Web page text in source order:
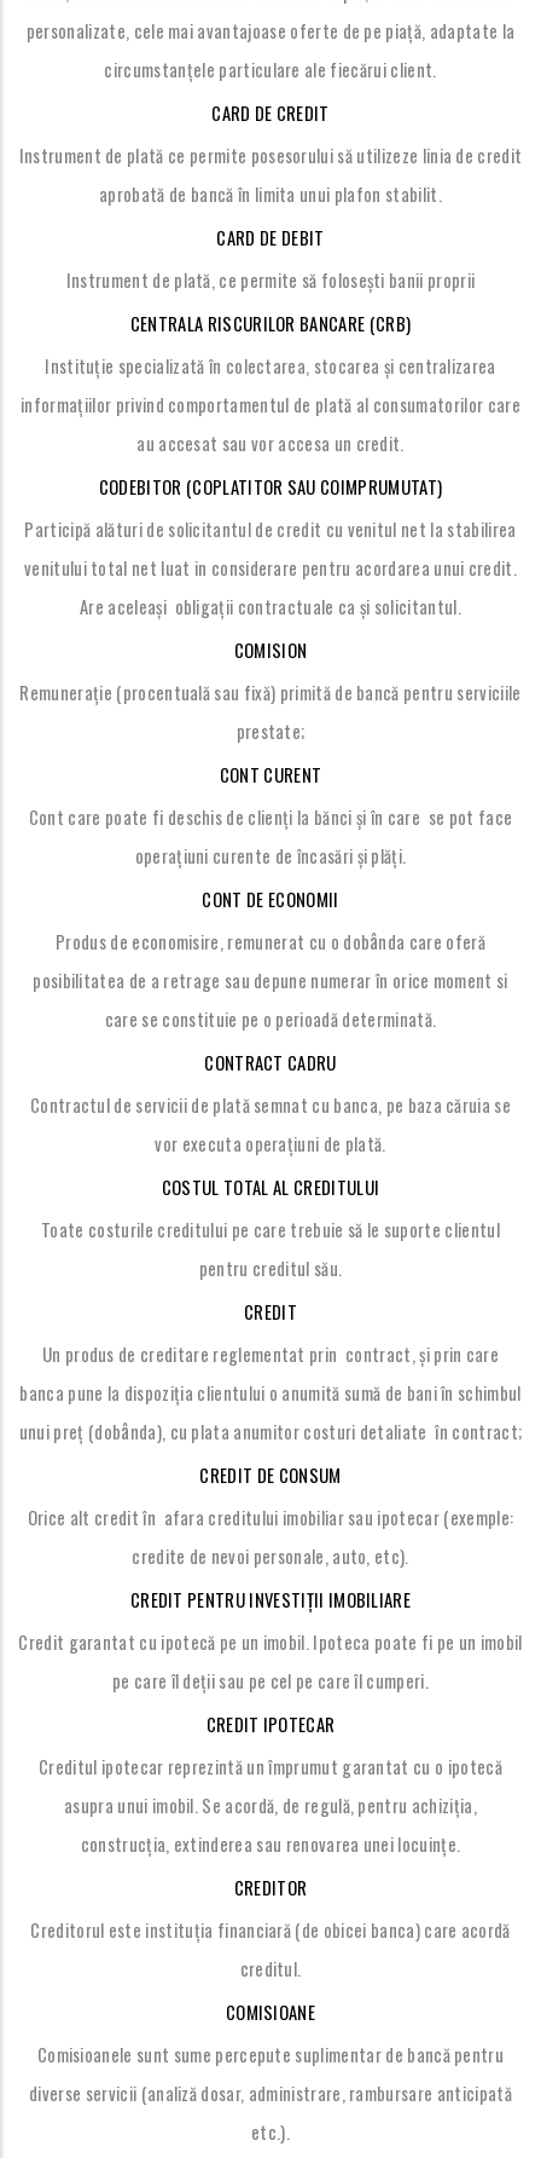
personalizate, cele mai avantajoase oferte de pe piață, adaptate la
circumstanțele particulare ale fiecărui client.
CARD DE CREDIT
Instrument de plată ce permite posesorului să utilizeze linia de credit
aprobată de bancă în limita unui plafon stabilit.
CARD DE DEBIT
Instrument de plată, ce permite să folosești banii proprii
CENTRALA RISCURILOR BANCARE (CRB)
Instituție specializată în colectarea, stocarea și centralizarea
informațiilor privind comportamentul de plată al consumatorilor care
au accesat sau vor accesa un credit.
CODEBITOR (COPLATITOR SAU COIMPRUMUTAT)
Participă alături de solicitantul de credit cu venitul net la stabilirea
venitului total net luat in considerare pentru acordarea unui credit.
Are aceleași obligații contractuale ca și solicitantul.
COMISION
Remunerație (procentuală sau fixă) primită de bancă pentru serviciile
prestate;
CONT CURENT
Cont care poate fi deschis de clienți la bănci și în care se pot face
operațiuni curente de încasări și plăți.
CONT DE ECONOMII
Produs de economisire, remunerat cu o dobânda care oferă
posibilitatea de a retrage sau depune numerar în orice moment si
care se constituie pe o perioadă determinată.
CONTRACT CADRU
Contractul de servicii de plată semnat cu banca, pe baza căruia se
vor executa operațiuni de plată.
COSTUL TOTAL AL CREDITULUI
Toate costurile creditului pe care trebuie să le suporte clientul
pentru creditul său.
CREDIT
Un produs de creditare reglementat prin contract, și prin care
banca pune la dispoziția clientului o anumită sumă de bani în schimbul
unui preț (dobânda), cu plata anumitor costuri detaliate în contract;
CREDIT DE CONSUM
Orice alt credit în afara creditului imobiliar sau ipotecar (exemple:
credite de nevoi personale, auto, etc).
CREDIT PENTRU INVESTIȚII IMOBILIARE
Credit garantat cu ipotecă pe un imobil. Ipoteca poate fi pe un imobil
pe care îl deții sau pe cel pe care îl cumperi.
CREDIT IPOTECAR
Creditul ipotecar reprezintă un împrumut garantat cu o ipotecă
asupra unui imobil. Se acordă, de regulă, pentru achiziția,
construcția, extinderea sau renovarea unei locuințe.
CREDITOR
Creditorul este instituția financiară (de obicei banca) care acordă
creditul.
COMISIOANE
Comisioanele sunt sume percepute suplimentar de bancă pentru
diverse servicii (analiză dosar, administrare, rambursare anticipată
etc.).